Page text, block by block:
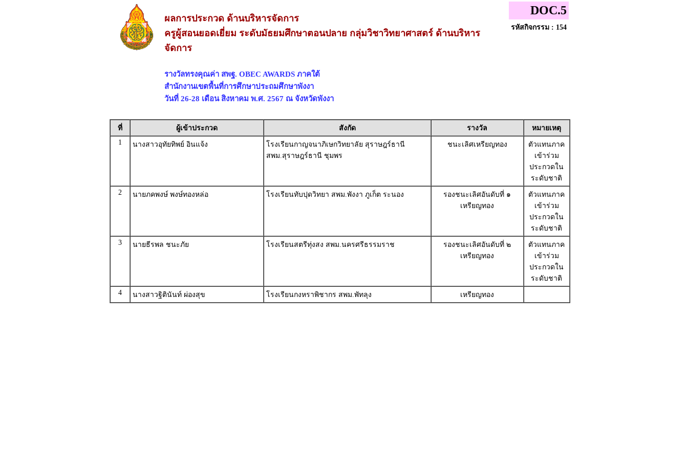
ผลการประกวด ด้านบริหารจัดการ
ครูผู้สอนยอดเยี่ยม ระดับมัธยมศึกษาตอนปลาย กลุ่มวิชาวิทยาศาสตร์ ด้านบริหาร
จัดการ
รางวัลทรงคุณค่า สพฐ. OBEC AWARDS ภาคใต้
สำนักงานเขตพื้นที่การศึกษาประถมศึกษาพังงา
วันที่ 26-28 เดือน สิงหาคม พ.ศ. 2567 ณ จังหวัดพังงา
DOC.5
รหัสกิจกรรม : 154
ที่ ผู้เข้าประกวด สังกัด รางวัล
หมายเหตุ
1
นางสาวอุทัยทิพย์ อินแจ้ง
โรงเรียนกาญจนาภิเษกวิทยาลัย สุราษฎร์ธานี
สพม.สุราษฎร์ธานี ชุมพร
ชนะเลิศเหรียญทอง
ตัวแทนภาค
เข้าร่วม
ประกวดใน
ระดับชาติ
2
นายภคพงษ์ พงษ์ทองหล่อ โรงเรียนทับปุดวิทยา สพม.พังงา ภูเก็ต ระนอง
รองชนะเลิศอันดับที่ ๑
เหรียญทอง
ตัวแทนภาค
เข้าร่วม
ประกวดใน
ระดับชาติ
3
นายธีรพล ชนะภัย โรงเรียนสตรีทุ่งสง สพม.นครศรีธรรมราช
รองชนะเลิศอันดับที่ ๒
เหรียญทอง
ตัวแทนภาค
เข้าร่วม
ประกวดใน
ระดับชาติ
4
นางสาวฐิตินันท์ ผ่องสุข โรงเรียนกงหราพิชากร สพม.พัทลุง เหรียญทอง